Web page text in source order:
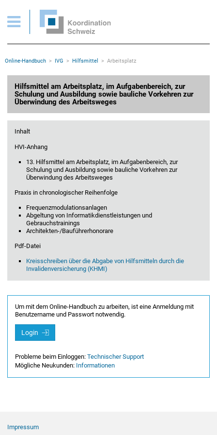
Wichtige Seiten
Home
Inhalt
Sitemap
Rootline Navigation
Online-Handbuch IVG Hilfsmittel Arbeitsplatz
Hilfsmittel am Arbeitsplatz, im Aufgabenbereich, zur
Schulung und Ausbildung sowie bauliche Vorkehren zur
Überwindung des Arbeitsweges
Inhalt
HVI-Anhang
13. Hilfsmittel am Arbeitsplatz, im Aufgabenbereich, zur
Schulung und Ausbildung sowie bauliche Vorkehren zur
Überwindung des Arbeitsweges
Praxis in chronologischer Reihenfolge
Frequenzmodulationsanlagen
Abgeltung von Informatikdienstleistungen und
Gebrauchstrainings
Architekten-/Bauführerhonorare
Pdf-Datei
Kreisschreiben über die Abgabe von Hilfsmitteln durch die
Invalidenversicherung (KHMI)
Um mit dem Online-Handbuch zu arbeiten, ist eine Anmeldung mit
Benutzername und Passwort notwendig.
Login
Probleme beim Einloggen: Technischer Support
Mögliche Neukunden: Informationen
Impressum